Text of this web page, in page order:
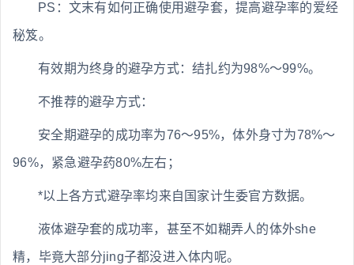
PS：文末有如何正确使用避孕套，提高避孕率的爱经
秘笈。
有效期为终身的避孕方式：结扎约为98%～99%。
不推荐的避孕方式：
安全期避孕的成功率为76～95%，体外身寸为78%～
96%，紧急避孕药80%左右；
*以上各方式避孕率均来自国家计生委官方数据。
液体避孕套的成功率，甚至不如糊弄人的体外she
精，毕竟大部分jing子都没进入体内呢。